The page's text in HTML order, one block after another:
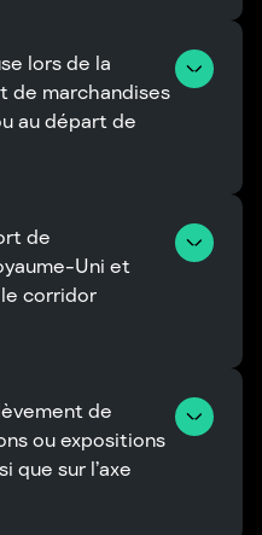
lors de la
de marchandises
au départ de
de
Uni et
le corridor
de
ou expositions
que sur l’axe